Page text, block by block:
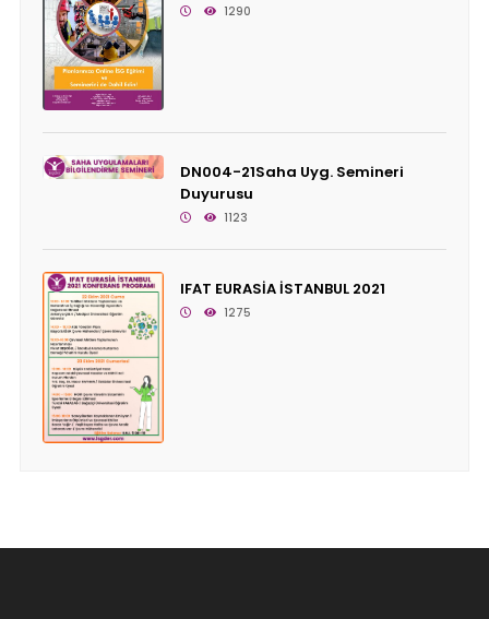
1290
DN004-21Saha Uyg. Semineri
Duyurusu
1123
IFAT EURASİA İSTANBUL 2021
1275